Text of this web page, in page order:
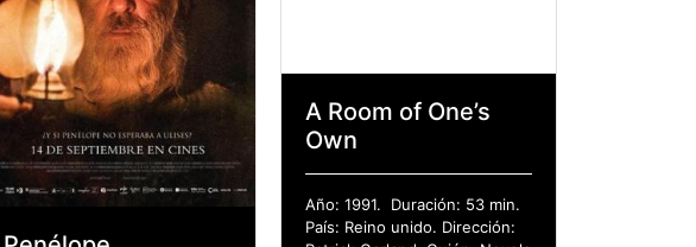
A Room of One’s
Own
Año: 1991. Duración: 53 min.
País: Reino unido. Dirección: